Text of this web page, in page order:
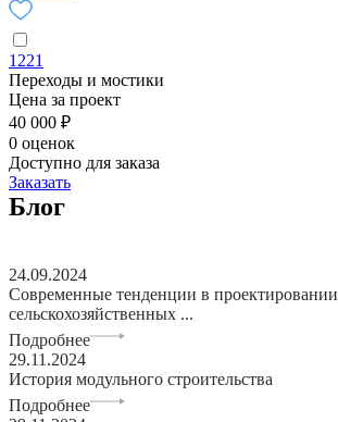
1221
Переходы и мостики
Цена за проект
40 000 ₽
0 оценок
Доступно для заказа
Заказать
Блог
24.09.2024
Современные тенденции в проектировании
сельскохозяйственных ...
Подробнее
29.11.2024
История модульного строительства
Подробнее